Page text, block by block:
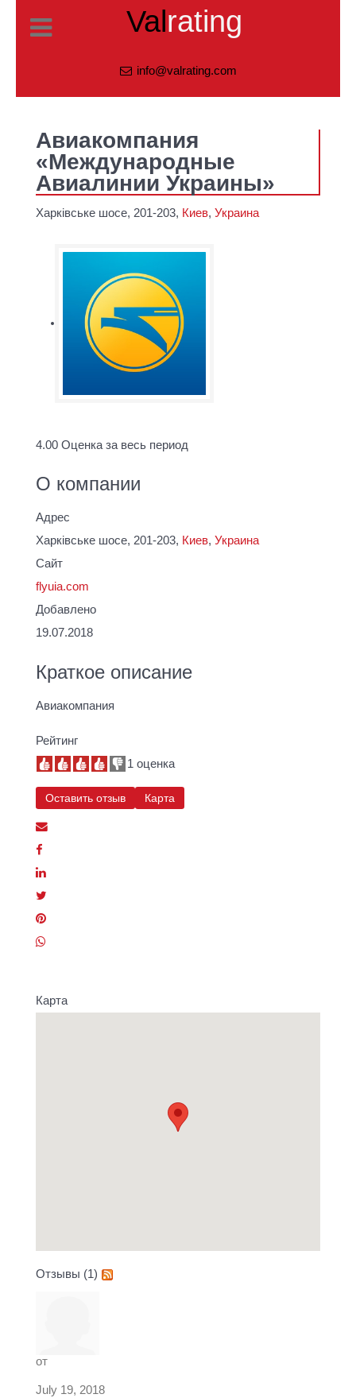
Valrating
info@valrating.com
Авиакомпания
«Международные
Авиалинии Украины»
Харківське шосе, 201-203, Киев, Украина
4.00 Оценка за весь период
О компании
Адрес
Харківське шосе, 201-203, Киев, Украина
Сайт
flyuia.com
Добавлено
19.07.2018
Краткое описание
Авиакомпания
Рейтинг
1 оценка
Оставить отзыв Карта
Карта
Отзывы (1)
от
July 19, 2018